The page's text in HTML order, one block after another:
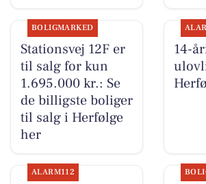
BOLIGMARKED
Stationsvej 12F er
til salg for kun
1.695.000 kr.: Se
de billigste boliger
til salg i Herfølge
her
14-
ALARM112